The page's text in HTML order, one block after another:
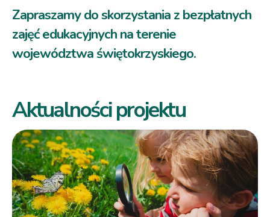
Zapraszamy do skorzystania z bezpłatnych
zajęć edukacyjnych na terenie
województwa świętokrzyskiego.
Aktualności projektu